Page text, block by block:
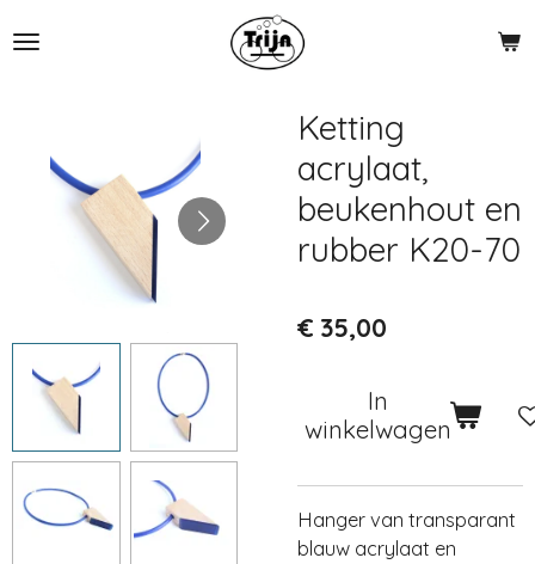
direct
Ketting
acrylaat,
beukenhout en
rubber K20-70
€ 35,00
In
winkelwagen
Hanger van transparant
blauw acrylaat en